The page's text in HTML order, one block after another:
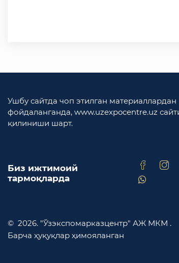
Ушбу сайтда чоп этилган материаллардан
фойдаланганда, www.uzexpocentre.uz
қилиниши шарт.
Биз ижтимоий
тармоқларда
© 2026. "Ўзэкспомарказцентр" АЖ МКМ .
Барча ҳуқуқлар ҳимояланган